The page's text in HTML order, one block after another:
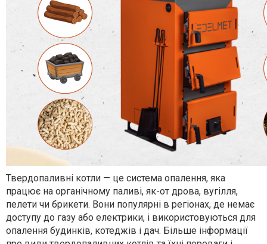
Твердопаливні котли — це система опалення, яка
працює на органічному паливі, як-от дрова, вугілля,
пелети чи брикети. Вони популярні в регіонах, де немає
доступу до газу або електрики, і використовуються для
опалення будинків, котеджів і дач. Більше інформації